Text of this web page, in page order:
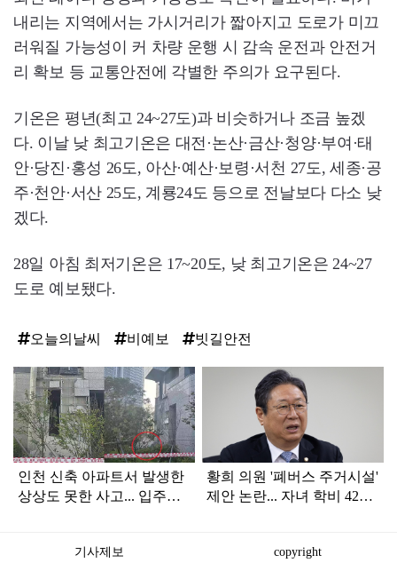
내리는 지역에서는 가시거리가 짧아지고 도로가 미끄
러워질 가능성이 커 차량 운행 시 감속 운전과 안전거
리 확보 등 교통안전에 각별한 주의가 요구된다.
기온은 평년(최고 24~27도)과 비슷하거나 조금 높겠
다. 이날 낮 최고기온은 대전·논산·금산·청양·부여·태
안·당진·홍성 26도, 아산·예산·보령·서천 27도, 세종·공
주·천안·서산 25도, 계룡24도 등으로 전날보다 다소 낮
겠다.
28일 아침 최저기온은 17~20도, 낮 최고기온은 24~27
도로 예보됐다.
오늘의날씨 비예보 빗길안전
탑
라
인
인천 신축 아파트서 발생한
상상도 못한 사고... 입주민
황희 의원 '폐버스 주거시설'
제안 논란... 자녀 학비 4200
기사제보 copyright